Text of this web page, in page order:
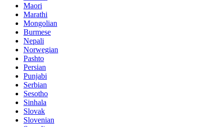
Maori
Marathi
Mongolian
Burmese
Nepali
Norwegian
Pashto
Persian
Punjabi
Serbian
Sesotho
Sinhala
Slovak
Slovenian